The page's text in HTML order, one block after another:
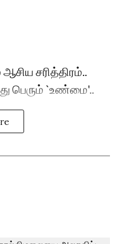
சரித்திரம்..
பெரும் `உண்மை'..